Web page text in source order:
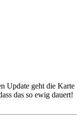
Update geht die Karte
das so ewig dauert!